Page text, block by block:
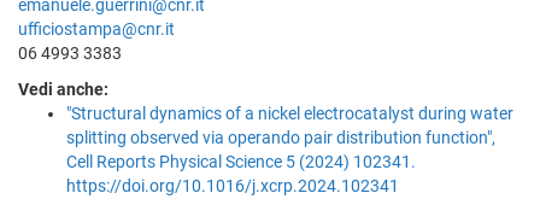
emanuele.guerrini@cnr.it
ufficiostampa@cnr.it
06 4993 3383
Vedi anche:
"Structural dynamics of a nickel electrocatalyst during water
splitting observed via operando pair distribution function",
Cell Reports Physical Science 5 (2024) 102341.
https://doi.org/10.1016/j.xcrp.2024.102341